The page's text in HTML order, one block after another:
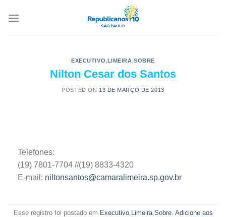
EXECUTIVO,LIMEIRA,SOBRE
Nilton Cesar dos Santos
POSTED ON 13 DE MARÇO DE 2013
Telefones:
(19) 7801-7704 //(19) 8833-4320
E-mail: niltonsantos@camaralimeira.sp.gov.br
Esse registro foi postado em Executivo, Limeira, Sobre. Adicione aos